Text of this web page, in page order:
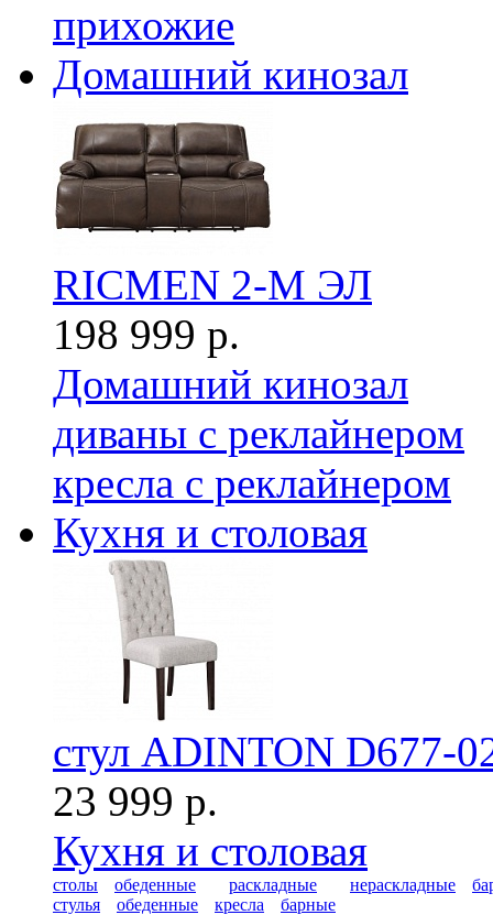
прихожие
Домашний кинозал
RICMEN 2-М ЭЛ
198 999 р.
Домашний кинозал
диваны с реклайнером
кресла с реклайнером
Кухня и столовая
стул ADINTON D677-
23 999 р.
Кухня и столовая
столы обеденные раскладные нераскладные
стулья
обеденные кресла барные